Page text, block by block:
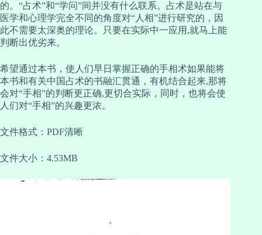
的。“占术”和“学问”间并没有什么联系。占术是站在与
医学和心理学完全不同的角度对“人相”进行研究的，因
此不需要太深奥的理论。只要在实际中一应用,就马上能
判断出优劣来。
希望通过本书，使人们早日掌握正确的手相术如果能将
本书和有关中国占术的书融汇贯通，有机结合起来,那将
会对“手相”的判断更正确,更切合实际，同时，也将会使
人们对“手相”的兴趣更浓。
文件格式：PDF清晰
文件大小：4.53MB